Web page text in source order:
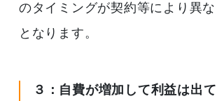
のタイミングが契約等により異
となります。
３：自費が増加して利益は出